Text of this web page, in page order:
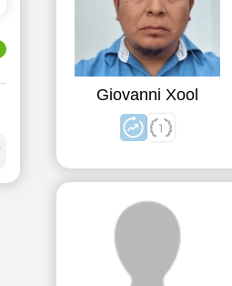
Giovanni Xool